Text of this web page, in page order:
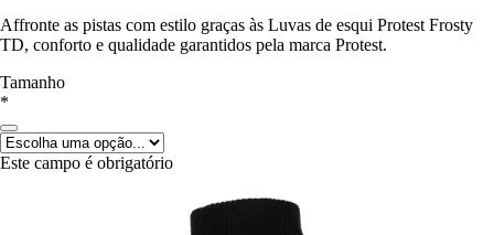
Affronte as pistas com estilo graças às Luvas de esqui Protest Frosty
TD, conforto e qualidade garantidos pela marca Protest.
Tamanho
*
Este campo é obrigatório